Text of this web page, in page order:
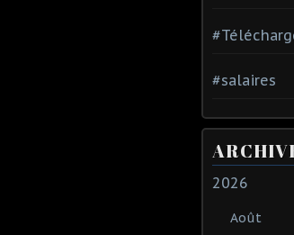
#salaires
2026
Août